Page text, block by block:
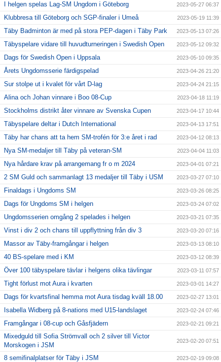
I helgen spelas Lag-SM Ungdom i Göteborg 2023-05-27 06:37
Klubbresa till Göteborg och SGP-finaler i Umeå 2023-05-19 11:39
Täby Badminton är med på stora PEP-dagen i Täby Park 2023-05-13 07:26
Täbyspelare vidare till huvudturneringen i Swedish Open 2023-05-12 09:32
Dags för Swedish Open i Uppsala 2023-05-10 09:35
Årets Ungdomsserie färdigspelad 2023-04-26 21:20
Sur stolpe ut i kvalet för vårt D-lag 2023-04-24 21:15
Alina och Johan vinnare i Boo 08-Cup 2023-04-18 11:19
Stockholms distrikt åter vinnare av Svenska Cupen 2023-04-17 10:44
Täbyspelare deltar i Dutch International 2023-04-13 17:51
Täby har chans att ta hem SM-trofén för 3:e året i rad 2023-04-12 08:13
Nya SM-medaljer till Täby på veteran-SM 2023-04-04 11:03
Nya hårdare krav på arrangemang fr o m 2024 2023-04-01 07:21
2 SM Guld och sammanlagt 13 medaljer till Täby i USM 2023-03-27 07:10
Finaldags i Ungdoms SM 2023-03-26 08:25
Dags för Ungdoms SM i helgen 2023-03-24 07:02
Ungdomsserien omgång 2 spelades i helgen 2023-03-21 07:35
Vinst i div 2 och chans till uppflyttning från div 3 2023-03-20 07:16
Massor av Täby-framgångar i helgen 2023-03-13 08:10
40 BS-spelare med i KM 2023-03-12 08:39
Över 100 täbyspelare tävlar i helgens olika tävlingar 2023-03-11 07:57
Tight förlust mot Aura i kvarten 2023-03-01 14:27
Dags för kvartsfinal hemma mot Aura tisdag kväll 18.00 2023-02-27 13:01
Isabella Widberg på 8-nations med U15-landslaget 2023-02-24 07:46
Framgångar i 08-cup och Gåsfjädern 2023-02-21 09:21
Mixedguld till Sofia Strömvall och 2 silver till Victor
Morskogen i JSM
2023-02-20 07:51
8 semifinalplatser för Täby i JSM 2023-02-19 09:08